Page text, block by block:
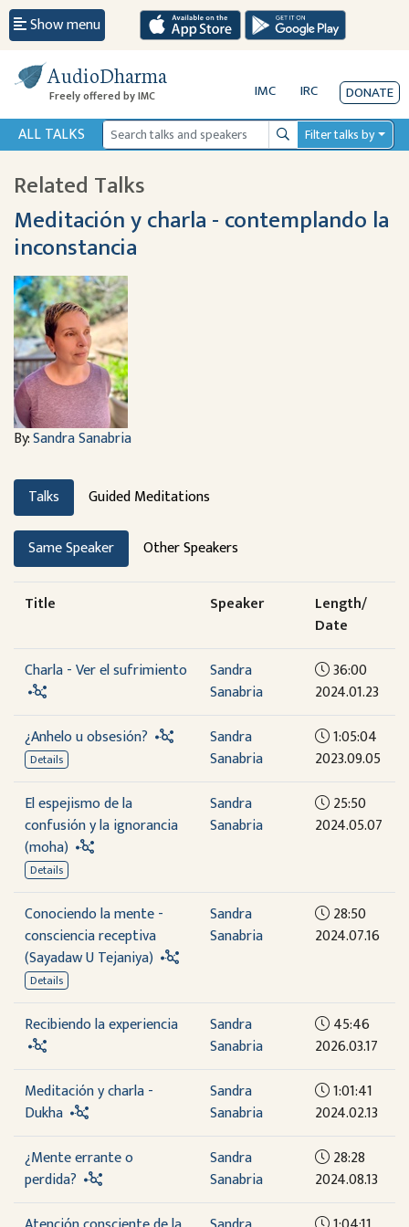
Show menu
AudioDharma
Freely offered by IMC IMC IRC DONATE
ALL TALKS SearchFilter talks by
Related Talks
Meditación y charla - contemplando la
inconstancia
By:Sandra Sanabria
Talks Guided Meditations
Same Speaker Other Speakers
Title Speaker
Length/
Date
Charla - Ver el sufrimiento
Sandra
Sanabria
36:00
2024.01.23
¿Anhelo u obsesión?
Details
Sandra
Sanabria
1:05:04
2023.09.05
El espejismo de la
confusión y la ignorancia
(moha)
Details
Sandra
Sanabria
25:50
2024.05.07
Conociendo la mente -
consciencia receptiva
(Sayadaw U Tejaniya)
Details
Sandra
Sanabria
28:50
2024.07.16
Recibiendo la experiencia
Sandra
Sanabria
45:46
2026.03.17
Meditación y charla -
Dukha
Sandra
Sanabria
1:01:41
2024.02.13
¿Mente errante o
perdida?
Sandra
Sanabria
28:28
2024.08.13